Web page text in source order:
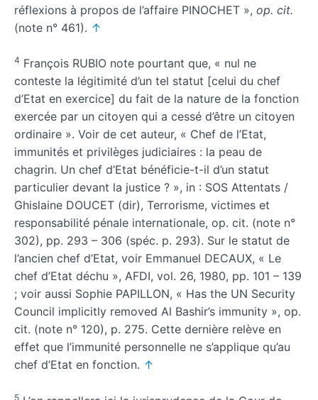
réflexions à propos de l’affaire PINOCHET », op. cit.
(note n° 461). ↑
4 François RUBIO note pourtant que, « nul ne
conteste la légitimité d’un tel statut [celui du chef
d’Etat en exercice] du fait de la nature de la fonction
exercée par un citoyen qui a cessé d’être un citoyen
ordinaire ». Voir de cet auteur, « Chef de l’Etat,
immunités et privilèges judiciaires : la peau de
chagrin. Un chef d’Etat bénéficie-t-il d’un statut
particulier devant la justice ? », in : SOS Attentats /
Ghislaine DOUCET (dir), Terrorisme, victimes et
responsabilité pénale internationale, op. cit. (note n°
302), pp. 293 – 306 (spéc. p. 293). Sur le statut de
l’ancien chef d’Etat, voir Emmanuel DECAUX, « Le
chef d’Etat déchu », AFDI, vol. 26, 1980, pp. 101 – 139
; voir aussi Sophie PAPILLON, « Has the UN Security
Council implicitly removed Al Bashir’s immunity », op.
cit. (note n° 120), p. 275. Cette dernière relève en
effet que l’immunité personnelle ne s’applique qu’au
chef d’Etat en fonction. ↑
5